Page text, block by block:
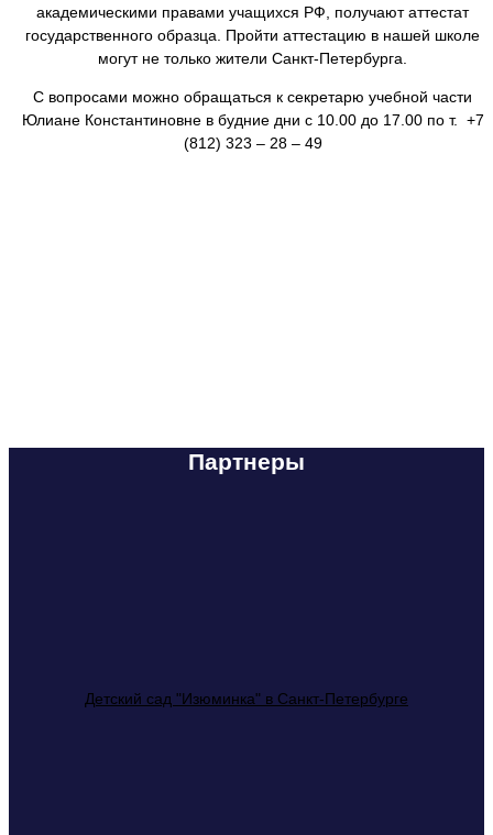
академическими правами учащихся РФ, получают аттестат
государственного образца. Пройти аттестацию в нашей школе
могут не только жители Санкт-Петербурга.
С вопросами можно обращаться к секретарю учебной части
Юлиане Константиновне в будние дни с 10.00 до 17.00 по т. +7
(812) 323 – 28 – 49
Партнеры
Детский сад "Изюминка" в Санкт-Петербурге